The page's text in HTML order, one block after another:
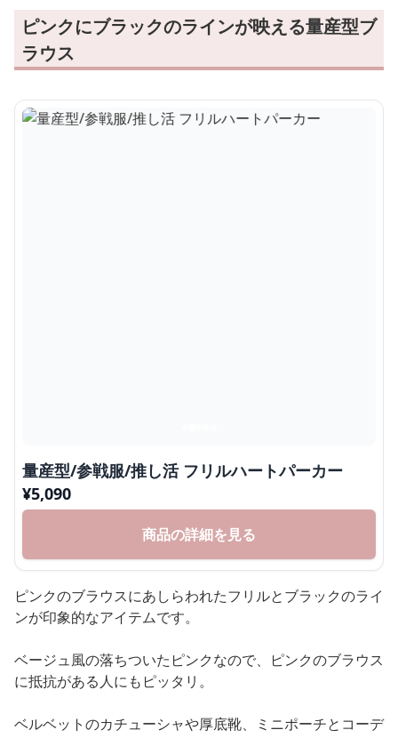
ピンクにブラックのラインが映える量産型ブ
ラウス
量産型/参戦服/推し活 フリルハートパーカー
¥5,090
商品の詳細を見る
ピンクのブラウスにあしらわれたフリルとブラックのライ
ンが印象的なアイテムです。
ベージュ風の落ちついたピンクなので、ピンクのブラウス
に抵抗がある人にもピッタリ。
ベルベットのカチューシャや厚底靴、ミニポーチとコーデ